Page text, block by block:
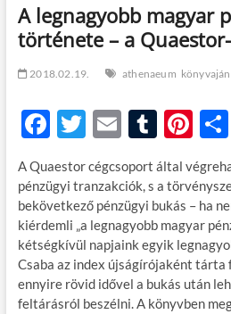
A legnagyobb magyar
története – a
2018.02.19. athenaeum
F
ac
e
b
o
o
k
T
w
itt
er
E
ail
T
u
m
bl
r
Pi
nt
er
es
t
A Quaestor cégcsoport által
pénzügyi tranzakciók, s a
bekövetkező pénzügyi bukás – ha
kiérdemli „a legnagyobb magyar
kétségkívül napjaink egyik
Csaba az index újságírójaként tárta
ennyire rövid idővel a bukás után
feltárásról beszélni. A könyvben